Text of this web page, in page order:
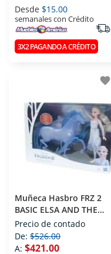
Desde $15.00
semanales con Crédito
3X2 PAGANDO A CRÉDITO
favorite
Muñeca Hasbro FRZ 2
BASIC ELSA AND THE
NOKK
Precio de contado
De: $526.00
A: $421.00